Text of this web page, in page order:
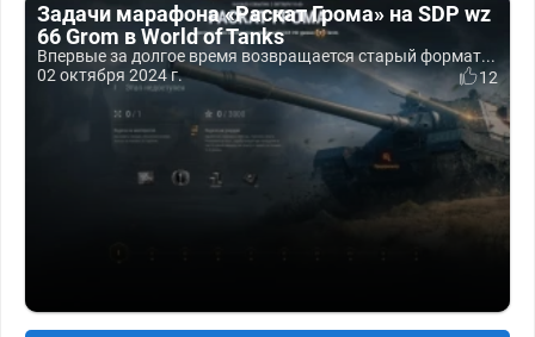
Задачи марафона «Раскат Грома» на SDP wz
66 Grom в World of Tanks
Впервые за долгое время возвращается старый формат...
02 октября 2024 г.
12